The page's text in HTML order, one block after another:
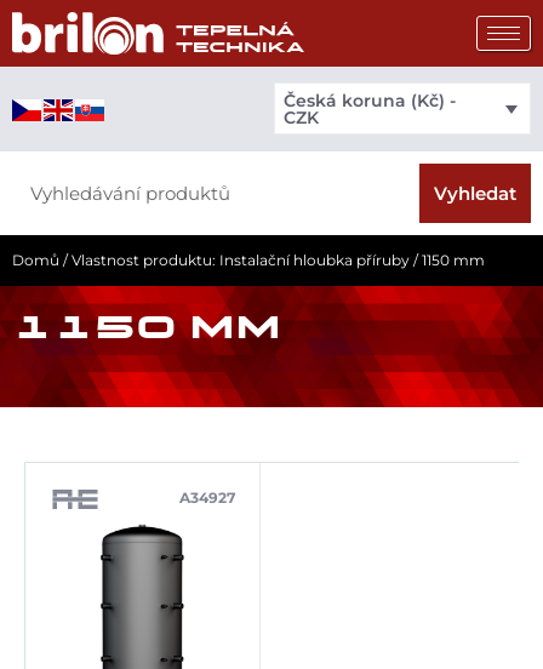
Přeskočit
obsah
Česká koruna (Kč) -
CZK
Vyhledat
Domů / Vlastnost produktu: Instalační hloubka příruby / 1150 mm
1150 MM
A34927